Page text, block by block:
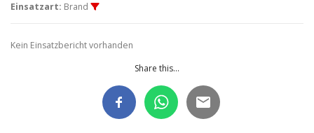
Einsatzart: Brand
Kein Einsatzbericht vorhanden
Share this...